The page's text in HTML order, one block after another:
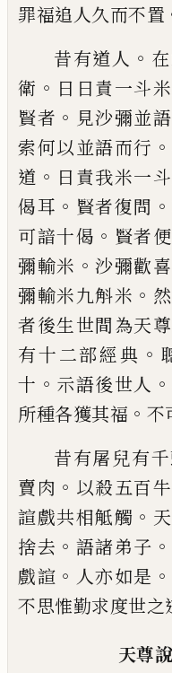
罪福追人久而不置
昔有道人 。
衛 。 日日責一斗
賢者 。 見沙彌並
索何以並語而行 。
道 。 日責我米一斗
偈耳 。 賢者復問 。
可諳十偈 。 賢者
彌輸米 。沙彌歡
彌輸米九斛米 。
者後生世間為天
有十二部經典 。
十 。 示語後世人 。
所種各獲其福 。 不
昔有屠兒有
賣肉 。 以殺五百牛
諠戲共相觝觸 。
捨去 。 語諸弟子 。
戲諠 。 人亦如是 。
不思惟勤求度世之
天尊說